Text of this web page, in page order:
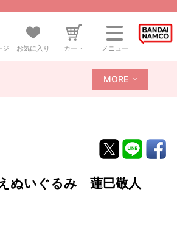
ジ お気に入り カート メニュー
MORE
ぬいぐるみ 蓮巳敬人